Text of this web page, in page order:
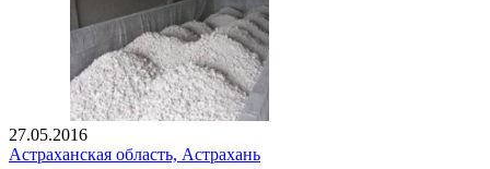
27.05.2016
Астраханская область, Астрахань